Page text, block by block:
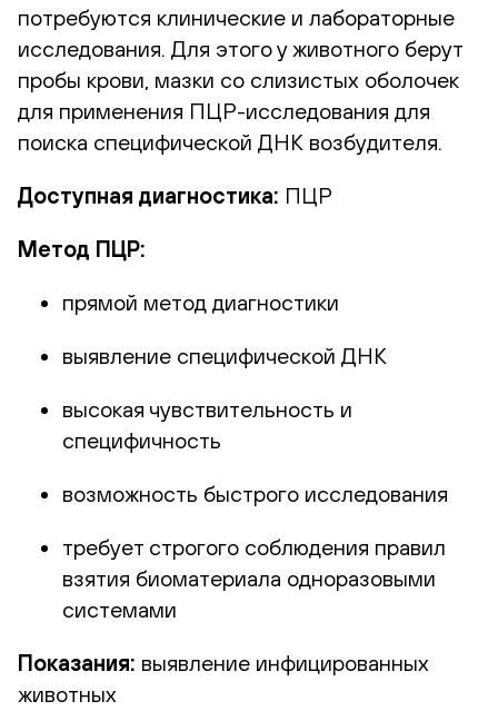
потребуются клинические и лабораторные
исследования. Для этого у животного берут
пробы крови, мазки со слизистых оболочек
для применения ПЦР-исследования для
поиска специфической ДНК возбудителя.
Доступная диагностика: ПЦР
Метод ПЦР:
прямой метод диагностики
выявление специфической ДНК
высокая чувствительность и
специфичность
возможность быстрого исследования
требует строгого соблюдения правил
взятия биоматериала одноразовыми
системами
Показания: выявление инфицированных
животных